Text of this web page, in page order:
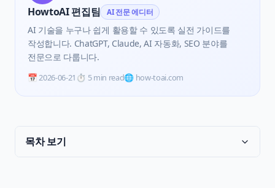
HowtoAI 편집팀 AI 전문 에디터
AI 기술을 누구나 쉽게 활용할 수 있도록 실전 가이드를
작성합니다. ChatGPT, Claude, AI 자동화, SEO 분야를
전문으로 다룹니다.
📅2026-06-21 ⏱️ 5 min read🌐 how-toai.com
목차 보기